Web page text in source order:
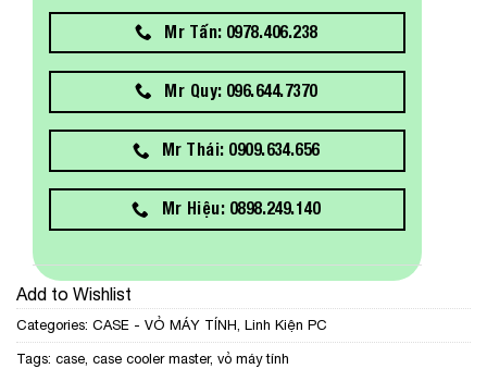
Mr Tấn: 0978.406.238
Mr Quy: 096.644.7370
Mr Thái: 0909.634.656
Mr Hiệu: 0898.249.140
Add to Wishlist
Categories: CASE - VỎ MÁY TÍNH Linh Kiện PC
Tags: case case cooler master, vỏ máy tính